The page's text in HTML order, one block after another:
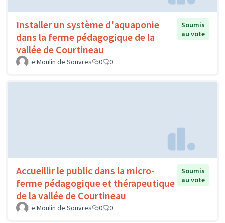
Installer un système d'aquaponie
dans la ferme pédagogique de la
vallée de Courtineau
Soumis
au vote
Le Moulin de Souvres 0 0
Accueillir le public dans la micro-
ferme pédagogique et thérapeutique
de la vallée de Courtineau
Soumis
au vote
Le Moulin de Souvres 0 0